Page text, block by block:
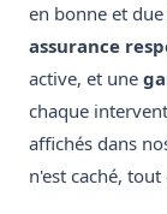
en bonne et
assurance
active, et une
chaque
affichés dans
n'est caché,